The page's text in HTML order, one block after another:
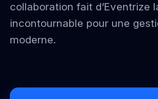
collaboration fait d’Eventrize
incontournable pour une
moderne.